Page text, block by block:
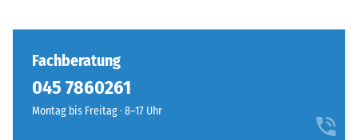
Fachberatung
045 7860261‬
Montag bis Freitag · 8–17 Uhr